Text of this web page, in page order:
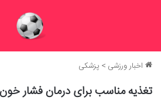
اخبار ورزشی > پزشکی
تغذیه مناسب برای درمان فشار خون